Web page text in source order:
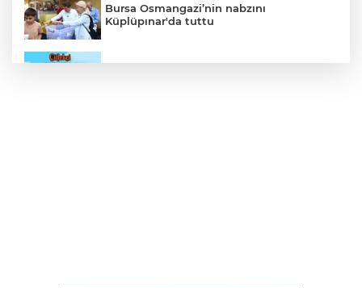
Bursa Osmangazi’nin nabzını
Küplüpınar'da tuttu